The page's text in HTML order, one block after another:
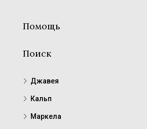
Помощь
Поиск
Джавея
Кальп
Маркела